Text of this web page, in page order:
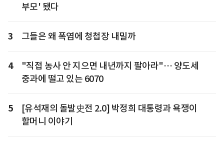
부모' 됐다
3 그들은 왜 폭염에 청첩장 내밀까
4
"직접 농사 안 지으면 내년까지 팔아라"… 양도세
중과에 떨고 있는 6070
5
[유석재의 돌발史전 2.0] 박정희 대통령과 욕쟁이
할머니 이야기